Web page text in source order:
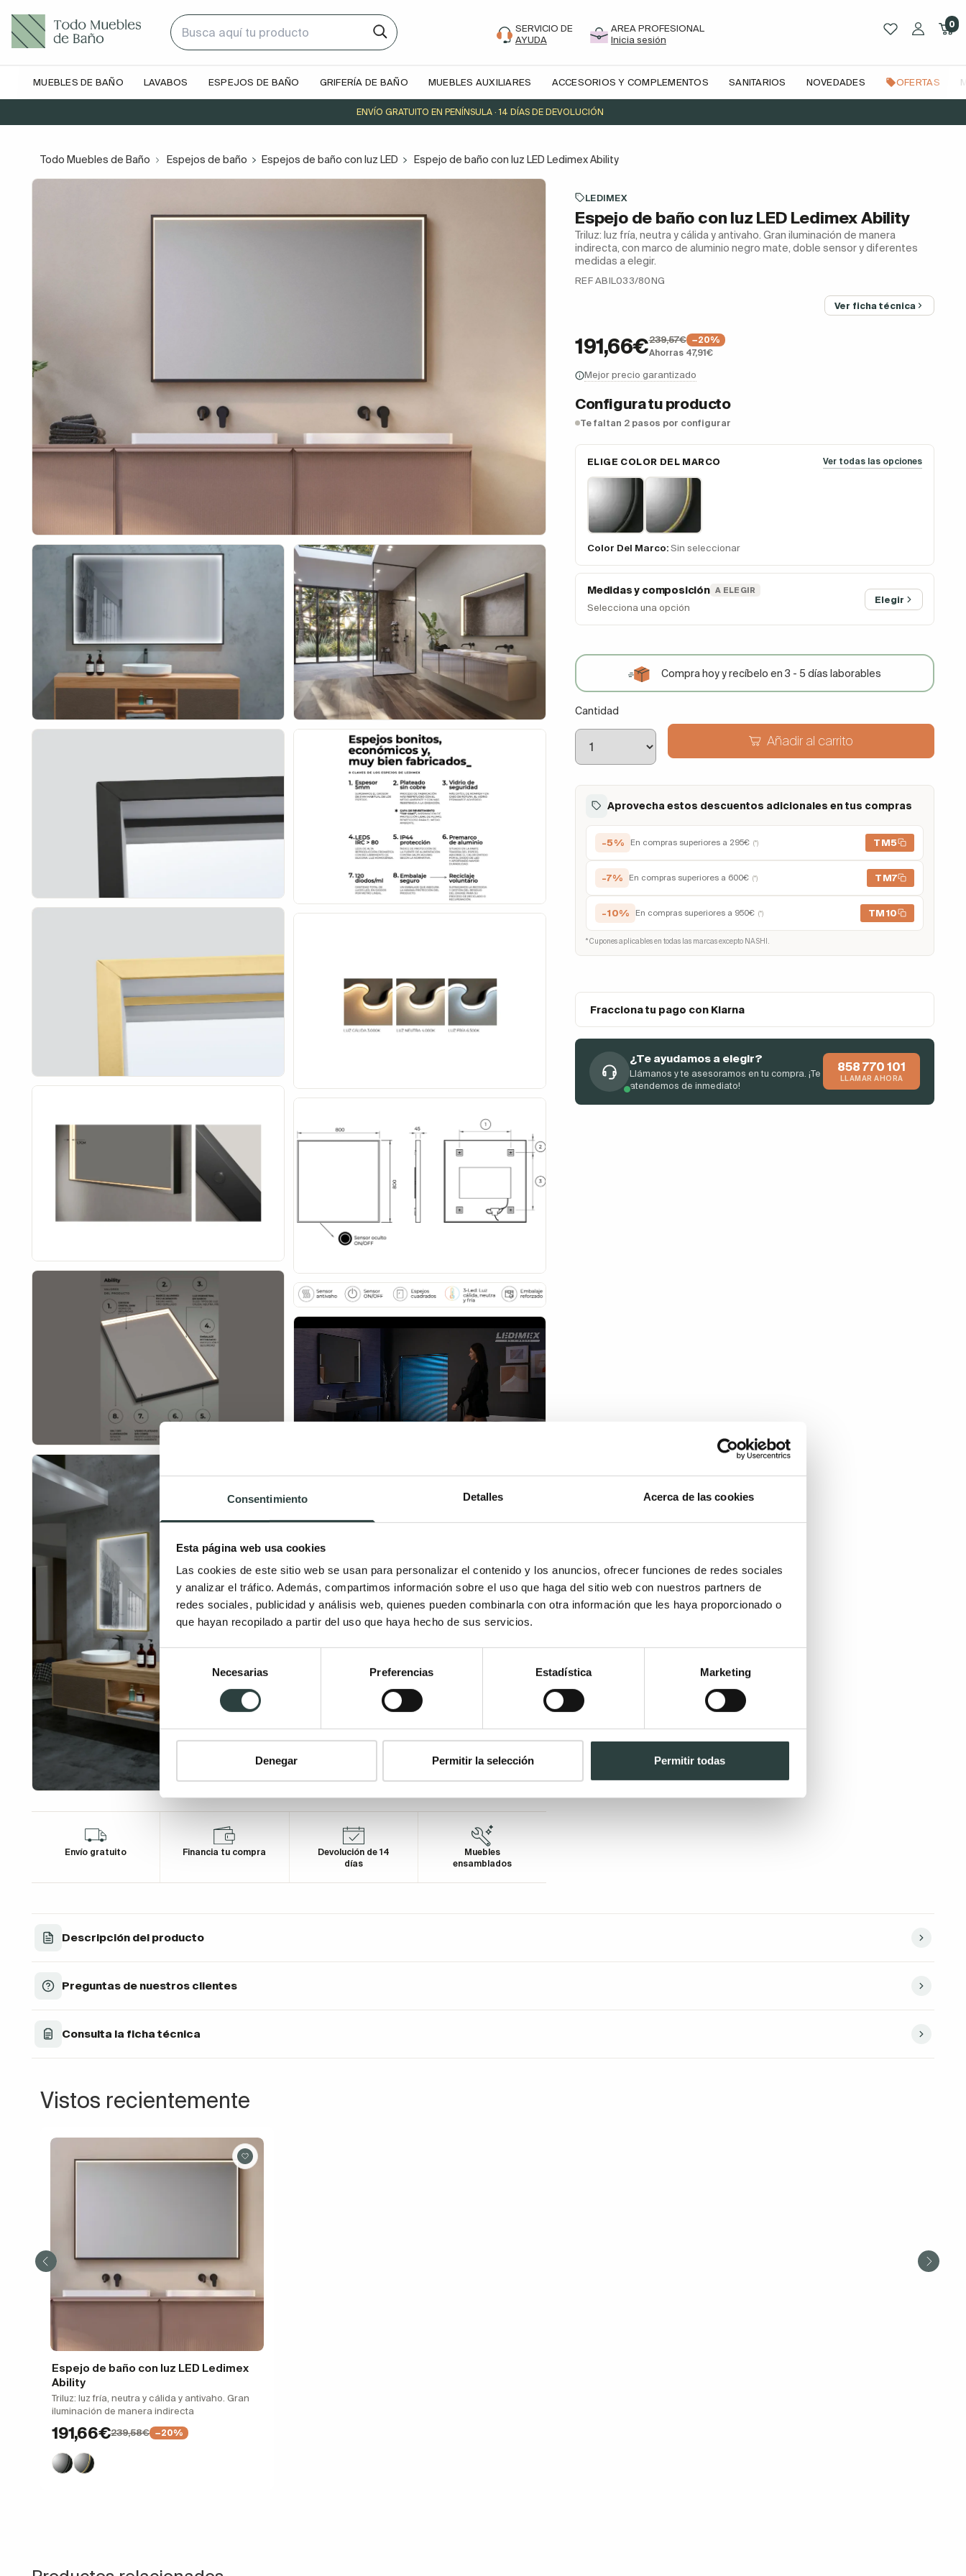
Consentimiento Detalles Acerca de las cookies
Esta página web usa cookies
Las cookies de este sitio web se usan para personalizar el contenido y los anuncios, ofrecer funciones de redes sociales
y analizar el tráfico. Además, compartimos información sobre el uso que haga del sitio web con nuestros partners de
redes sociales, publicidad y análisis web, quienes pueden combinarla con otra información que les haya proporcionado o
que hayan recopilado a partir del uso que haya hecho de sus servicios.
de
consentimiento
Necesarias Preferencias Estadística Marketing
Denegar Permitir la selección Permitir todas
SERVICIO DE
AYUDA
AREA PROFESIONAL
Inicia sesión
0
MUEBLES DE BAÑO LAVABOS ESPEJOS DE BAÑO GRIFERÍA DE BAÑO MUEBLES AUXILIARES ACCESORIOS Y COMPLEMENTOS SANITARIOS NOVEDADES OFERTAS
ENVÍO GRATUITO EN PENÍNSULA · 14 DÍAS DE DEVOLUCIÓN
Todo Muebles de Baño Espejos de baño Espejos de baño con luz LED Espejo de baño con luz LED Ledimex Ability
Envío gratuito Financia tu compra
Devolución de 14
días
Muebles
ensamblados
LEDIMEX
Espejo de baño con luz LED Ledimex Ability
Triluz: luz fría, neutra y cálida y antivaho. Gran iluminación de manera
indirecta, con marco de aluminio negro mate, doble sensor y diferentes
medidas a elegir.
REF ABIL033/80NG
Ver ficha técnica
191,66€239,57€
−20%
Ahorras 47,91€
Mejor precio garantizado
Configura tu producto
Te faltan 2 pasos por configurar
ELIGE COLOR DEL MARCO Ver todas las opciones
Color Del Marco: Sin seleccionar
Medidas y composición A ELEGIR
Selecciona una opción
Elegir
Compra hoy y recíbelo en 3 - 5 días laborables
Cantidad
Añadir al carrito
Aprovecha estos descuentos adicionales en tus compras
-5% En compras superiores a 295€ (*) TM5
-7% En compras superiores a 600€ (*) TM7
-10% En compras superiores a 950€ (*) TM10
* Cupones aplicables en todas las marcas excepto NASHI.
Fracciona tu pago con Klarna
¿Te ayudamos a elegir?
Llámanos y te asesoramos en tu compra. ¡Te
atendemos de inmediato!
858 770 101
LLAMAR AHORA
Descripción del producto
Preguntas de nuestros clientes
Consulta la ficha técnica
Vistos recientemente
Espejo de baño con luz LED Ledimex
Ability
Triluz: luz fría, neutra y cálida y antivaho. Gran
iluminación de manera indirecta
191,66€239,58€ −20%